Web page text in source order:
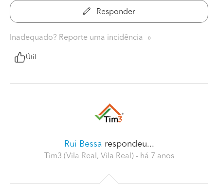
Responder
Inadequado? Reporte uma incidência
Útil
Rui Bessa respondeu...
Tim3 (Vila Real, Vila Real) - há 7 anos